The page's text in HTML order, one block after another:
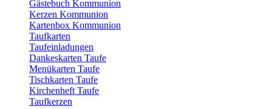
Gästebuch Kommunion
Kerzen Kommunion
Kartenbox Kommunion
Taufkarten
Taufeinladungen
Dankeskarten Taufe
Menükarten Taufe
Tischkarten Taufe
Kirchenheft Taufe
Taufkerzen